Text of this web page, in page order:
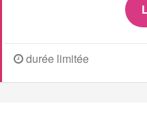
durée limitée